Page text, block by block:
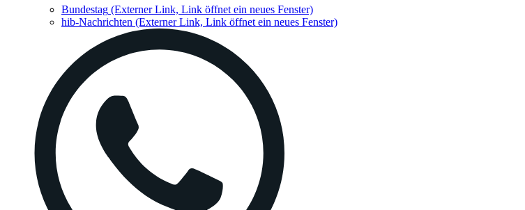
Bundestag (Externer Link, Link öffnet ein neues Fenster)
hib-Nachrichten (Externer Link, Link öffnet ein neues Fenster)